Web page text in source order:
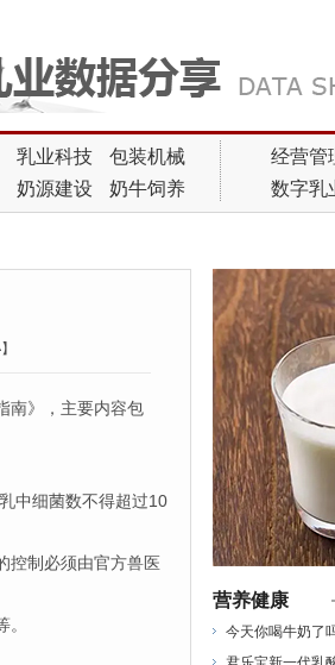
乳业科技
包装机械
奶源建设
奶牛饲养
经营管
数字乳
】
》，主要内容包
中细菌数不得超过10
制必须由官方兽医
营养健康
今天你喝牛奶了